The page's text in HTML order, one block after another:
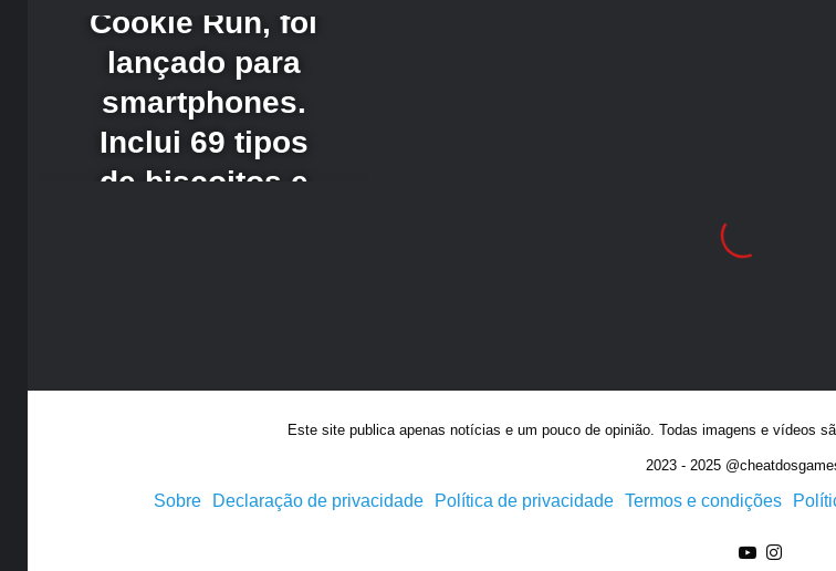
Este site publica apenas notícias e um pouco de opinião. Todas imagens e vídeos
2023 - 2025
Sobre Declaração de privacidade Política de privacidade Termos e condições
YouTube